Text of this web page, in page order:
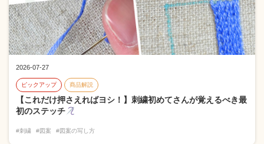
2026-07-27
ピックアップ 商品解説
【これだけ押さえればヨシ！】刺繍初めてさんが覚えるべき最
初のステッチ
#刺繍 #図案 #図案の写し方